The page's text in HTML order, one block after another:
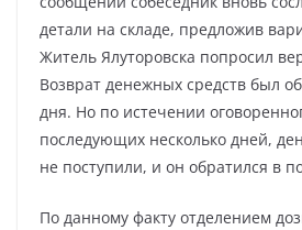
детали на складе, предложив
Житель Ялуторовска попросил
Возврат денежных средств был
дня. Но по истечении
последующих несколько дней,
не поступили, и он обратился в
По данному факту отделением